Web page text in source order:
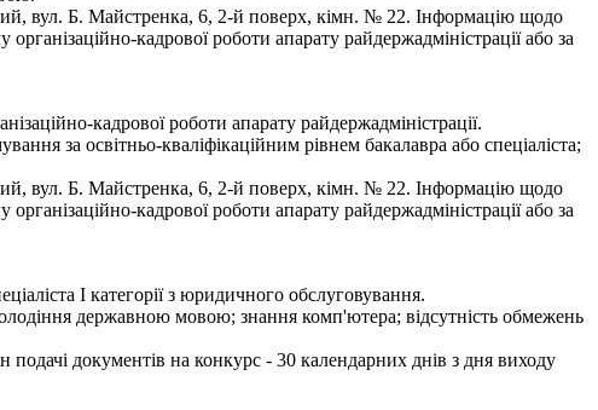
вул. Б. Майстренка, 6, 2-й поверх, кімн. № 22. Інформацію щодо
кадрової роботи апарату райдержадміністрації або за
кадрової роботи апарату райдержадміністрації.
за освітньо-кваліфікаційним рівнем бакалавра або спеціаліста;
вул. Б. Майстренка, 6, 2-й поверх, кімн. № 22. Інформацію щодо
кадрової роботи апарату райдержадміністрації або за
І категорії з юридичного обслуговування.
державною мовою; знання комп'ютера; відсутність обмежень
документів на конкурс - 30 календарних днів з дня виходу